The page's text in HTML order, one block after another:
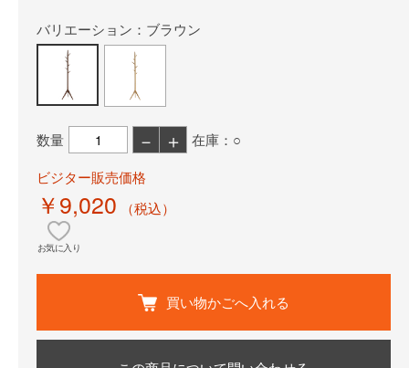
バリエーション：ブラウン
数量 － ＋
在庫：○
ビジター販売価格
￥9,020 （税込）
お気に入り
買い物かごへ入れる